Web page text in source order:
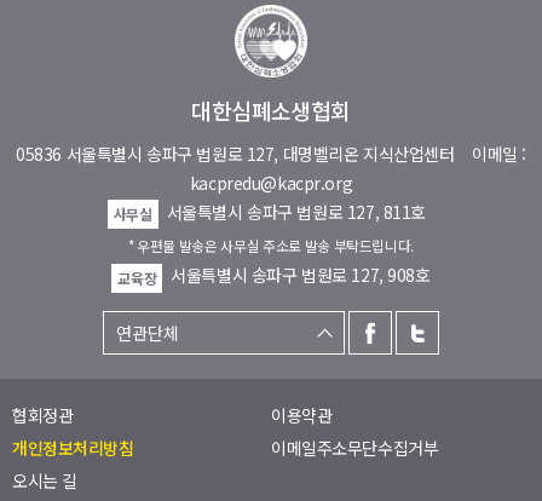
대한심폐소생협회
05836 서울특별시 송파구 법원로 127, 대명벨리온 지식산업센터 이메일 :
kacpredu@kacpr.org
사무실 서울특별시 송파구 법원로 127, 811호
* 우편물 발송은 사무실 주소로 발송 부탁드립니다.
교육장
서울특별시 송파구 법원로 127, 908호
협회정관
이용약관
개인정보처리방침
이메일주소무단수집거부
오시는 길